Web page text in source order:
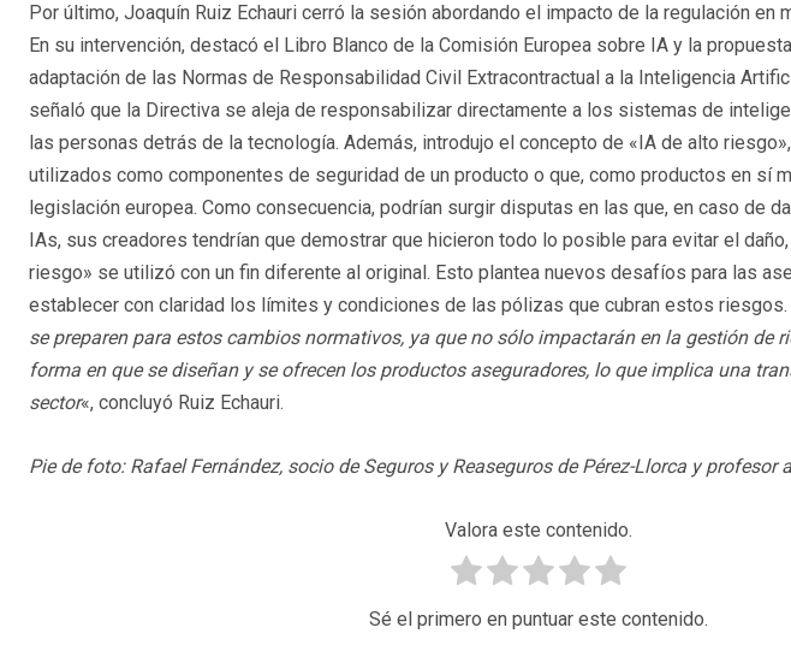
Por último, Joaquín Ruiz Echauri cerró la sesión abordando el impacto de la regulación en
En su intervención, destacó el Libro Blanco de la Comisión Europea sobre IA y la
adaptación de las Normas de Responsabilidad Civil Extracontractual a la Inteligencia
señaló que la Directiva se aleja de responsabilizar directamente a los sistemas de
las personas detrás de la tecnología. Además, introdujo el concepto de «IA de alto
utilizados como componentes de seguridad de un producto o que, como productos en sí
legislación europea. Como consecuencia, podrían surgir disputas en las que, en caso de
IAs, sus creadores tendrían que demostrar que hicieron todo lo posible para evitar el
riesgo» se utilizó con un fin diferente al original. Esto plantea nuevos desafíos para las
establecer con claridad los límites y condiciones de las pólizas que cubran estos riesgos.
se preparen para estos cambios normativos, ya que no sólo impactarán en la gestión de
forma en que se diseñan y se ofrecen los productos aseguradores, lo que implica una
sector«, concluyó Ruiz Echauri.
Pie de foto: Rafael Fernández, socio de Seguros y Reaseguros de Pérez-Llorca y profesor
Valora este contenido.
Sé el primero en puntuar este contenido.